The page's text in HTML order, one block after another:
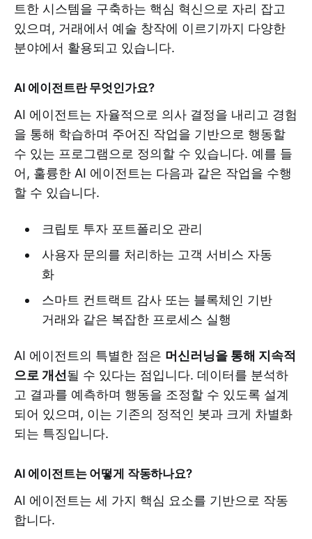
트한 시스템을 구축하는 핵심 혁신으로 자리 잡고
있으며, 거래에서 예술 창작에 이르기까지 다양한
분야에서 활용되고 있습니다.
AI 에이전트란 무엇인가요?
AI 에이전트는 자율적으로 의사 결정을 내리고 경험
을 통해 학습하며 주어진 작업을 기반으로 행동할
수 있는 프로그램으로 정의할 수 있습니다. 예를 들
어, 훌륭한 AI 에이전트는 다음과 같은 작업을 수행
할 수 있습니다.
크립토 투자 포트폴리오 관리
사용자 문의를 처리하는 고객 서비스 자동
화
스마트 컨트랙트 감사 또는 블록체인 기반
거래와 같은 복잡한 프로세스 실행
AI 에이전트의 특별한 점은 머신러닝을 통해 지속적
으로 개선될 수 있다는 점입니다. 데이터를 분석하
고 결과를 예측하며 행동을 조정할 수 있도록 설계
되어 있으며, 이는 기존의 정적인 봇과 크게 차별화
되는 특징입니다.
AI 에이전트는 어떻게 작동하나요?
AI 에이전트는 세 가지 핵심 요소를 기반으로 작동
합니다.